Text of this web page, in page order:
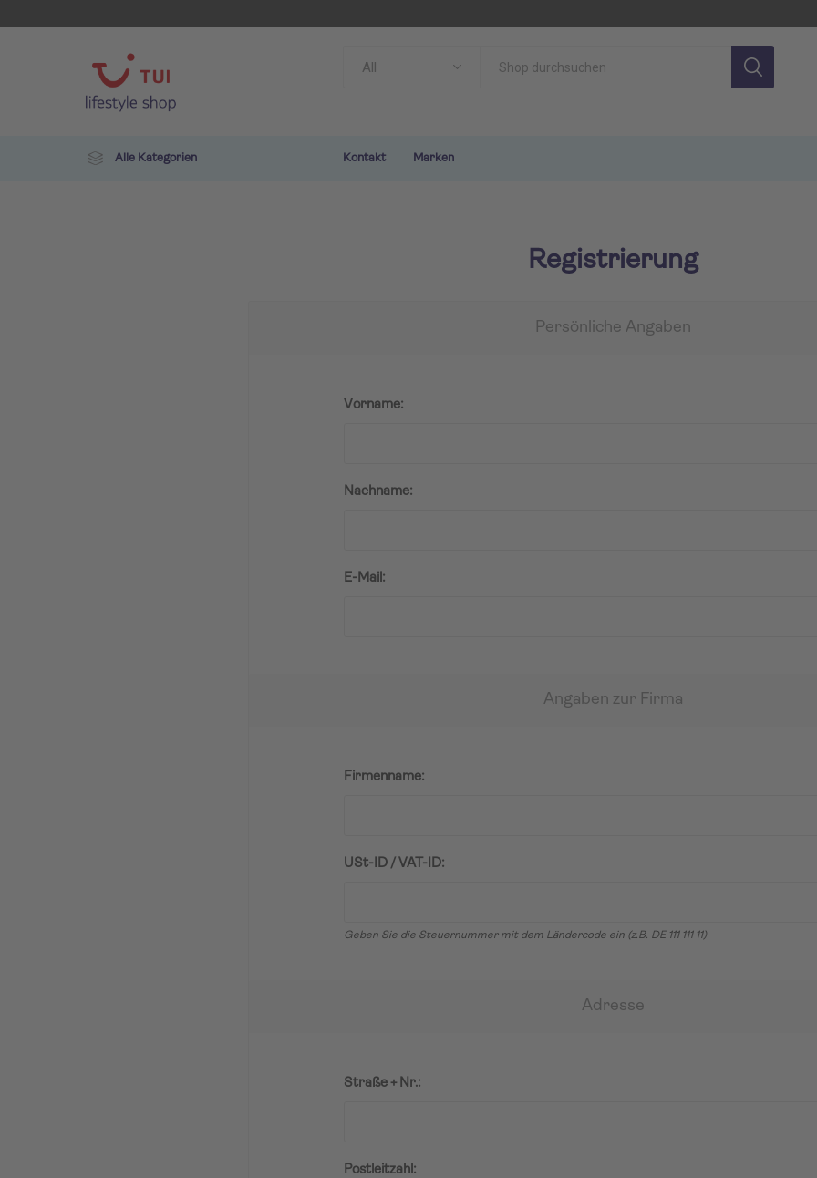
Alle Kategorien Kontakt Marken
Registrierung
Persönliche Angaben
Vorname:
Nachname:
E-Mail:
Angaben zur Firma
Firmenname:
USt-ID / VAT-ID:
Geben Sie die Steuernummer mit dem Ländercode ein (z.B. DE 111 111 11)
Adresse
Straße + Nr.:
Postleitzahl: